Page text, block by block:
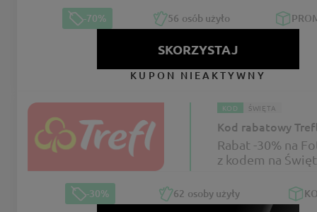
-70% 56 osób użyło
SKORZYSTAJ
KUPON NIEAKTYWNY
KOD ŚWIĘTA
Kod rabatowy
Rabat -30% na
z kodem na
-30% 62 osoby użyły